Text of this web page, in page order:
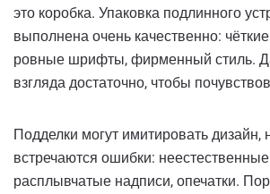
это коробка. Упаковка подлинного
выполнена очень качественно:
ровные шрифты, фирменный стиль.
взгляда достаточно, чтобы
Подделки могут имитировать дизайн,
встречаются ошибки:
расплывчатые надписи, опечатки.